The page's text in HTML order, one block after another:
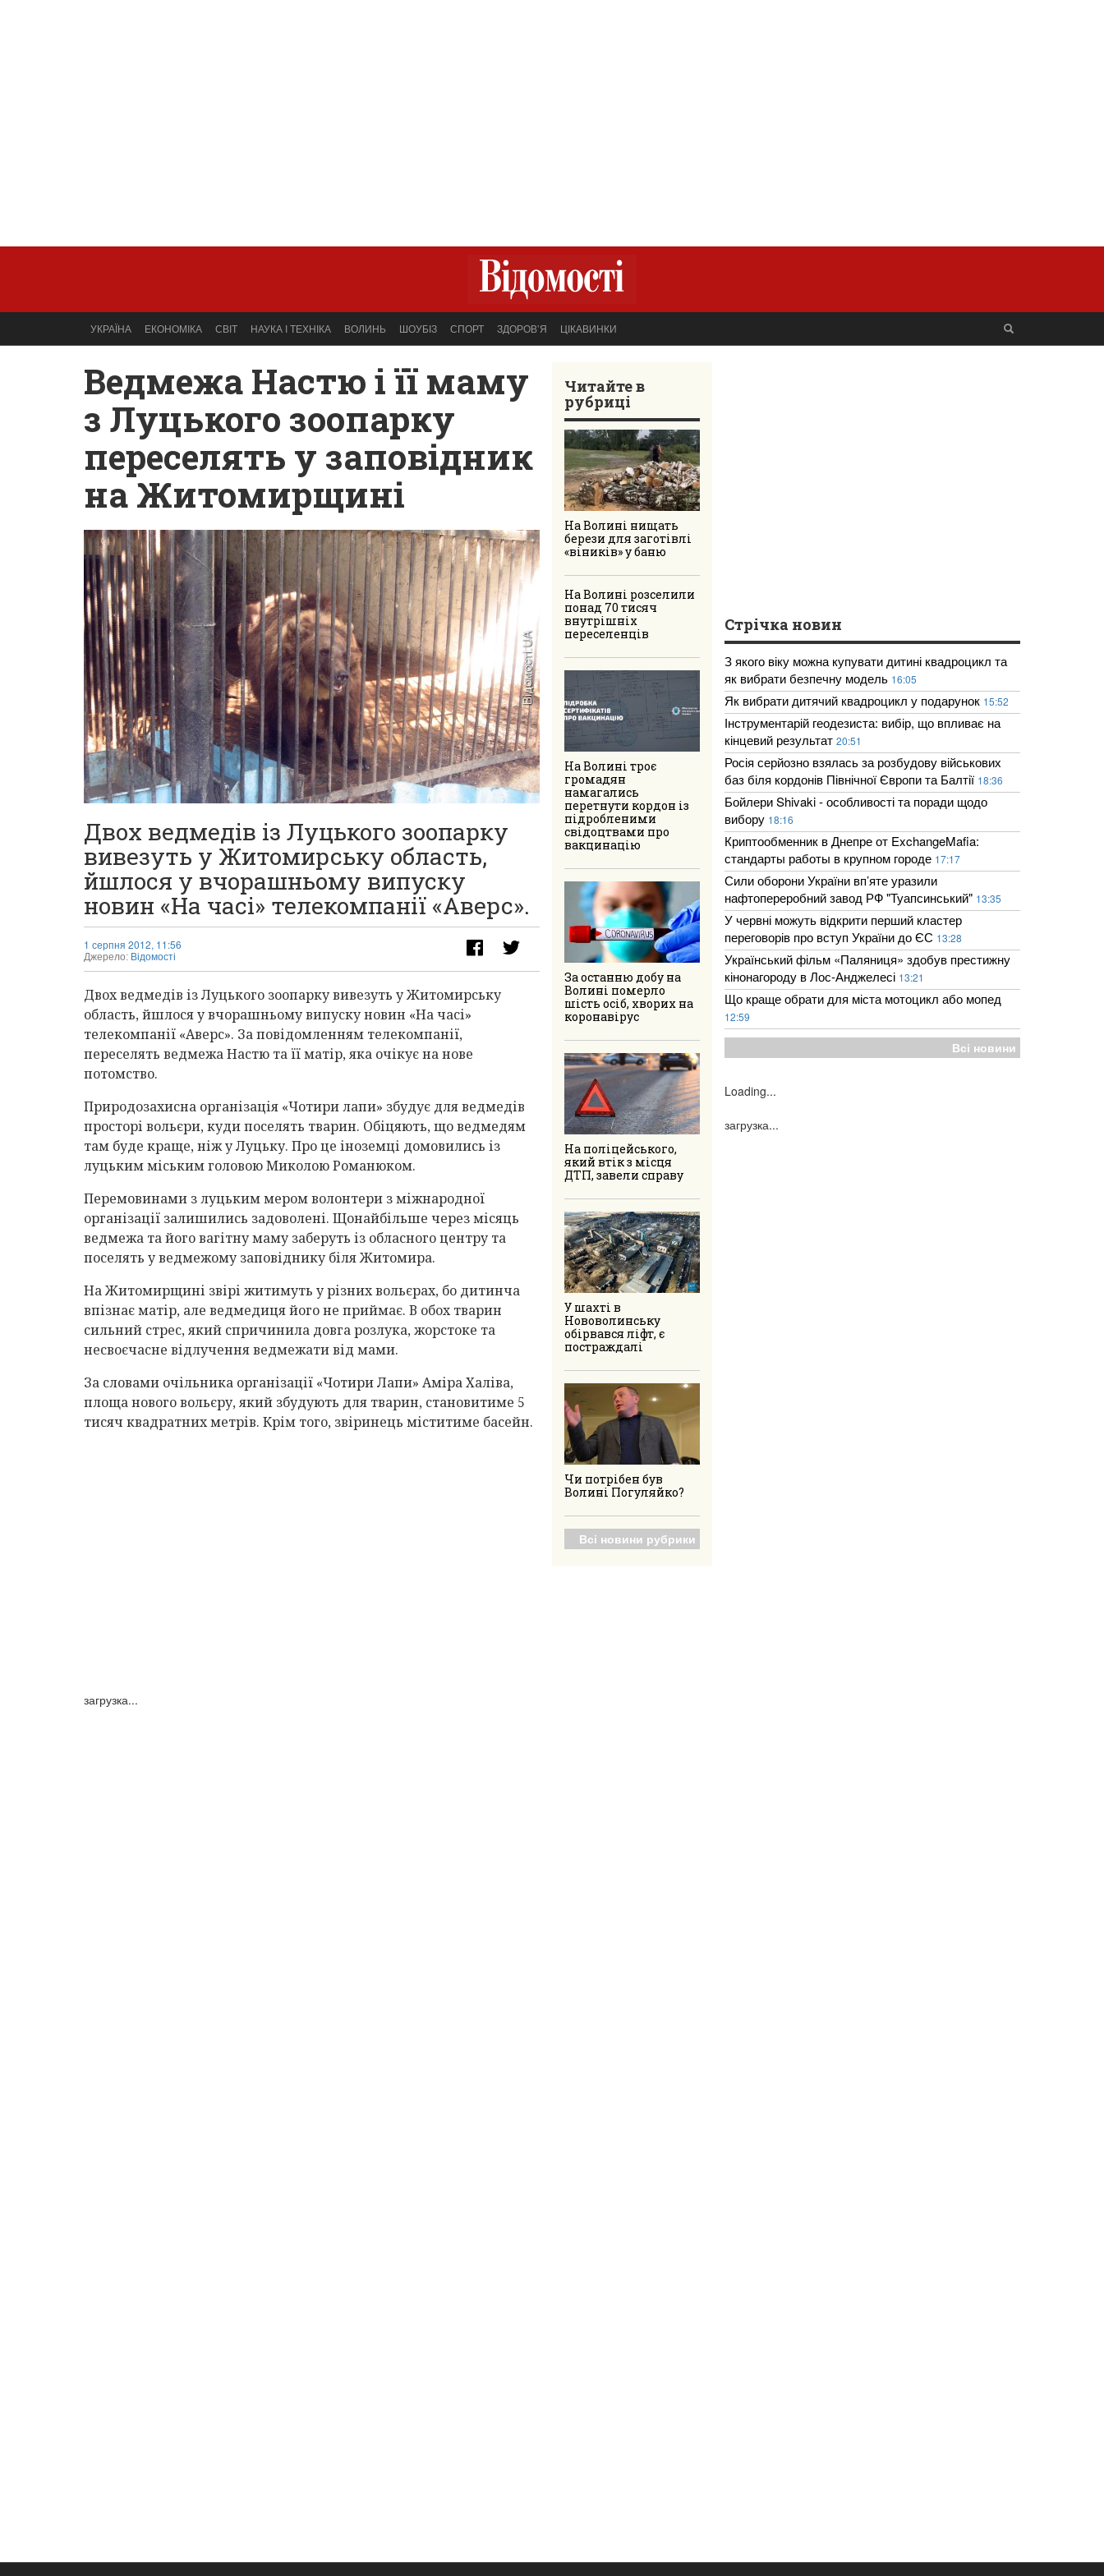
УКРАЇНА ЕКОНОМІКА СВІТ НАУКА І ТЕХНІКА ВОЛИНЬ ШОУБІЗ СПОРТ ЗДОРОВ’Я ЦІКАВИНКИ
Ведмежа Настю і її маму
з Луцького зоопарку
переселять у заповідник
на Житомирщині
Двох ведмедів із Луцького зоопарку
вивезуть у Житомирську область,
йшлося у вчорашньому випуску
новин «На часі» телекомпанії «Аверс».
1 серпня 2012, 11:56
Джерело: Відомості
Двох ведмедів із Луцького зоопарку вивезуть у Житомирську
область, йшлося у вчорашньому випуску новин «На часі»
телекомпанії «Аверс». За повідомленням телекомпанії,
переселять ведмежа Настю та її матір, яка очікує на нове
потомство.
Природозахисна організація «Чотири лапи» збудує для ведмедів
просторі вольєри, куди поселять тварин. Обіцяють, що ведмедям
там буде краще, ніж у Луцьку. Про це іноземці домовились із
луцьким міським головою Миколою Романюком.
Перемовинами з луцьким мером волонтери з міжнародної
організації залишились задоволені. Щонайбільше через місяць
ведмежа та його вагітну маму заберуть із обласного центру та
поселять у ведмежому заповіднику біля Житомира.
На Житомирщині звірі житимуть у різних вольєрах, бо дитинча
впізнає матір, але ведмедиця його не приймає. В обох тварин
сильний стрес, який спричинила довга розлука, жорстоке та
несвоєчасне відлучення ведмежати від мами.
За словами очільника організації «Чотири Лапи» Аміра Халіва,
площа нового вольєру, який збудують для тварин, становитиме 5
тисяч квадратних метрів. Крім того, звіринець міститиме басейн.
загрузка...
Читайте в
рубриці
На Волині нищать
берези для заготівлі
«віників» у баню
На Волині розселили
понад 70 тисяч
внутрішніх
переселенців
На Волині троє
громадян
намагались
перетнути кордон із
підробленими
свідоцтвами про
вакцинацію
За останню добу на
Волині померло
шість осіб, хворих на
коронавірус
На поліцейського,
який втік з місця
ДТП, завели справу
У шахті в
Нововолинську
обірвався ліфт, є
постраждалі
Чи потрібен був
Волині Погуляйко?
Всі новини рубрики
Стрічка новин
З якого віку можна купувати дитині квадроцикл та
як вибрати безпечну модель 16:05
Як вибрати дитячий квадроцикл у подарунок 15:52
Інструментарій геодезиста: вибір, що впливає на
кінцевий результат 20:51
Росія серйозно взялась за розбудову військових
баз біля кордонів Північної Європи та Балтії 18:36
Бойлери Shivaki - особливості та поради щодо
вибору 18:16
Криптообменник в Днепре от ExchangeMafia:
стандарты работы в крупном городе 17:17
Сили оборони України вп’яте уразили
нафтопереробний завод РФ "Туапсинський" 13:35
У червні можуть відкрити перший кластер
переговорів про вступ України до ЄС 13:28
Український фільм «Паляниця» здобув престижну
кінонагороду в Лос-Анджелесі 13:21
Що краще обрати для міста мотоцикл або мопед
12:59
Всі новини
Loading...
загрузка...